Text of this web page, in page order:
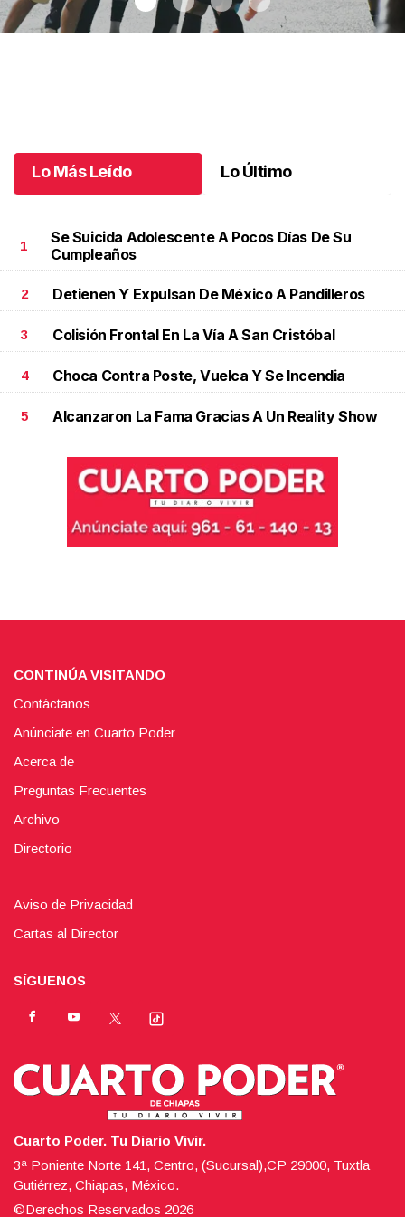
Lo Más Leído Lo Último
1
Se Suicida Adolescente A Pocos Días De Su
Cumpleaños
2 Detienen Y Expulsan De México A Pandilleros
3 Colisión Frontal En La Vía A San Cristóbal
4 Choca Contra Poste, Vuelca Y Se Incendia
5 Alcanzaron La Fama Gracias A Un Reality Show
CONTINÚA VISITANDO
Contáctanos
Anúnciate en Cuarto Poder
Acerca de
Preguntas Frecuentes
Archivo
Directorio
Aviso de Privacidad
Cartas al Director
SÍGUENOS
Cuarto Poder. Tu Diario Vivir.
3ª Poniente Norte 141, Centro, (Sucursal),CP 29000, Tuxtla
Gutiérrez, Chiapas, México.
©Derechos Reservados 2026